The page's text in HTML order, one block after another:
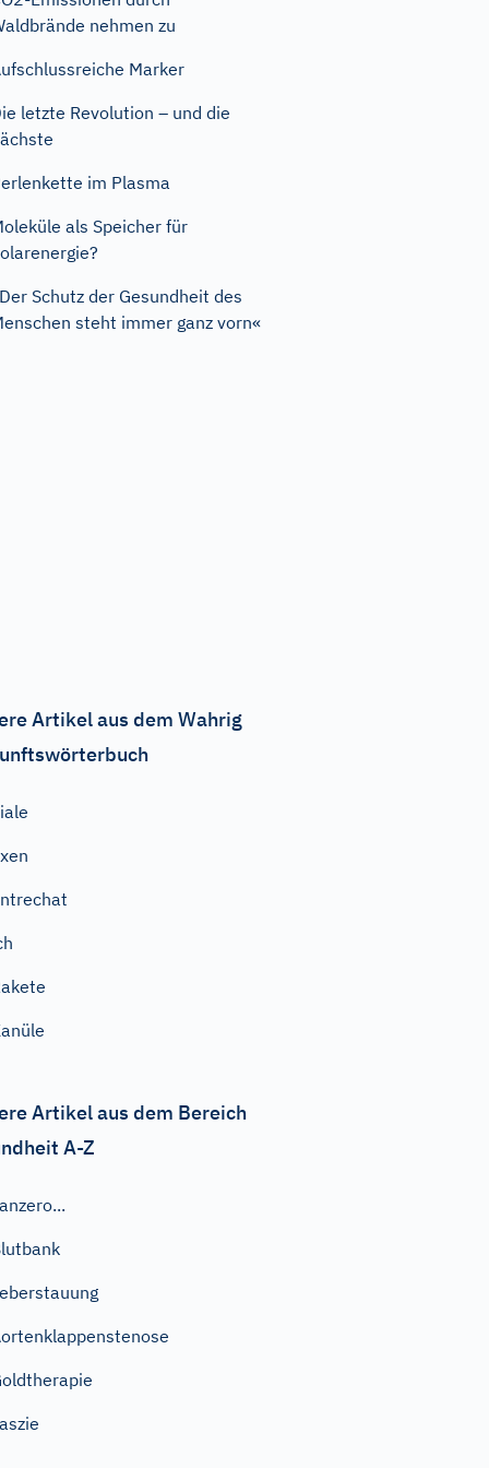
nehmen zu
Marker
letzte Revolution – und die
im Plasma
als Speicher für
Schutz der Gesundheit des
steht immer ganz vorn«
Artikel aus dem Wahrig
Artikel aus dem Bereich
A-Z